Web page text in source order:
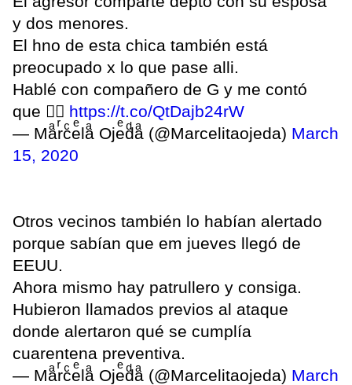
y dos menores.
El hno de esta chica también está
preocupado x lo que pase alli.
Hablé con compañero de G y me contó
que 👇🏿 https://t.co/QtDajb24rW
— Maͣrͬcͨeͤlaͣ Ojeͤdͩaͣ (@Marcelitaojeda) March
15, 2020
Otros vecinos también lo habían alertado
porque sabían que em jueves llegó de
EEUU.
Ahora mismo hay patrullero y consiga.
Hubieron llamados previos al ataque
donde alertaron qué se cumplía
cuarentena preventiva.
— Maͣrͬcͨeͤlaͣ Ojeͤdͩaͣ (@Marcelitaojeda) March